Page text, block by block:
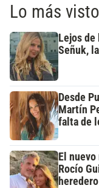
Lo más visto
Lejos
Señuk,
Desde
Martín
falta de
El
Rocío